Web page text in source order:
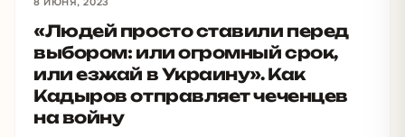
«Людей просто ставили перед
выбором: или огромный срок,
или езжай в Украину». Как
Кадыров отправляет чеченцев
на войну